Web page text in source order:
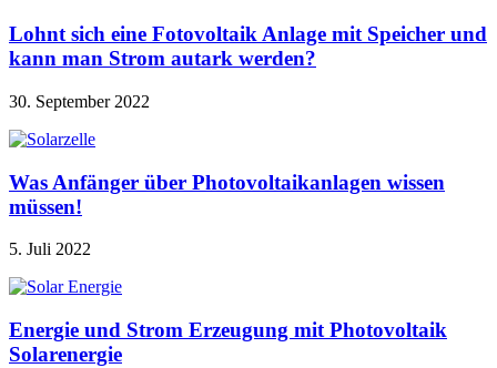
Lohnt sich eine Fotovoltaik Anlage mit Speicher und
kann man Strom autark werden?
30. September 2022
Was Anfänger über Photovoltaikanlagen wissen
müssen!
5. Juli 2022
Energie und Strom Erzeugung mit Photovoltaik
Solarenergie